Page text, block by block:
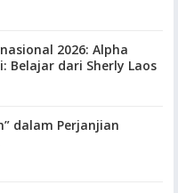
2026: Alpha
Belajar dari Sherly Laos
dalam Perjanjian